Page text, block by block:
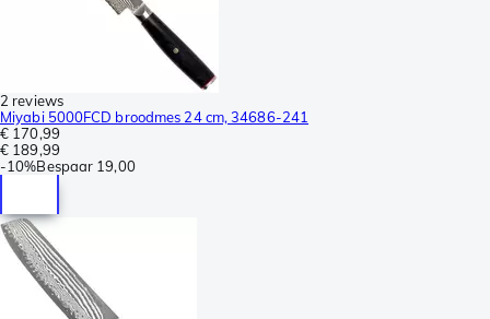
2 reviews
Miyabi 5000FCD broodmes 24 cm, 34686-241
€ 170,99
€ 189,99
-10%Bespaar 19,00